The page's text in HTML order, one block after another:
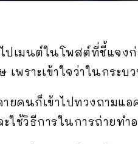
เมนต์ในโพสต์ที่ชี้แจง
เพราะเข้าใจว่าในกระ
ยคนก็เข้าไปทวงถามแ
ใช้วิธีการในการถ่ายท